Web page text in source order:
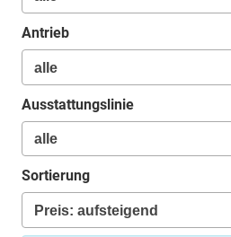
Antrieb
Ausstattungslinie
Sortierung